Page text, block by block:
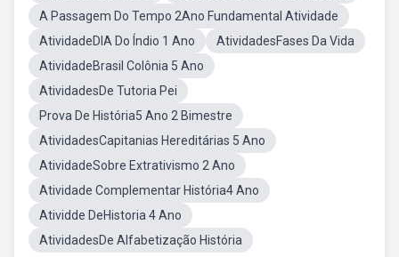
A Passagem Do Tempo 2Ano Fundamental Atividade
AtividadeDIA Do Índio 1 Ano
AtividadesFases Da Vida
AtividadeBrasil Colônia 5 Ano
AtividadesDe Tutoria Pei
Prova De História5 Ano 2 Bimestre
AtividadesCapitanias Hereditárias 5 Ano
AtividadeSobre Extrativismo 2 Ano
Atividade Complementar História4 Ano
Atividde DeHistoria 4 Ano
AtividadesDe Alfabetização História